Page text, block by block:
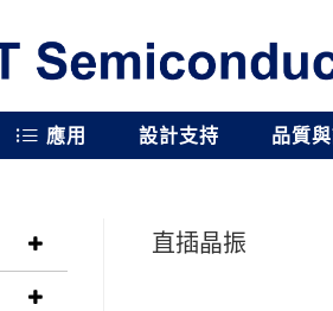
應用 設計支持 品質
直插晶振